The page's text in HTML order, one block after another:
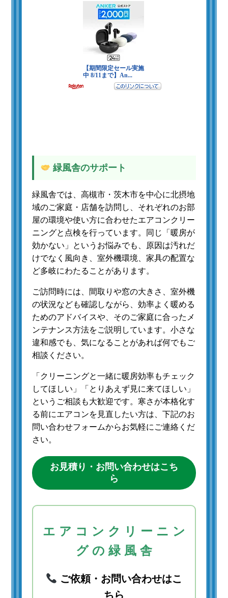
緑風舎のサポート
緑風舎では、高槻市・茨木市を中心に北摂地
域のご家庭・店舗を訪問し、それぞれのお部
屋の環境や使い方に合わせたエアコンクリー
ニングと点検を行っています。同じ「暖房が
効かない」というお悩みでも、原因は汚れだ
けでなく風向き、室外機環境、家具の配置な
ど多岐にわたることがあります。
ご訪問時には、間取りや窓の大きさ、室外機
の状況なども確認しながら、効率よく暖める
ためのアドバイスや、そのご家庭に合ったメ
ンテナンス方法をご説明しています。小さな
違和感でも、気になることがあれば何でもご
相談ください。
「クリーニングと一緒に暖房効率もチェック
してほしい」「とりあえず見に来てほしい」
というご相談も大歓迎です。寒さが本格化す
る前にエアコンを見直したい方は、下記のお
問い合わせフォームからお気軽にご連絡くだ
さい。
お見積り・お問い合わせはこち
ら
エ ア コ ン ク リ ー ニ ン
グ の 緑 風 舎
ご依頼・お問い合わせはこ
ちら